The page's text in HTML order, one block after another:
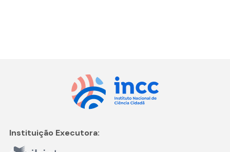
Instituição Executora: